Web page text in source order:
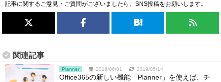
記事に関するご意見・ご質問がございましたら、SNS投稿をお願いします。
関連記事
Planner 2016/06/01 2019/05/14
Office365の新しい機能「Planner」を使えば、チ